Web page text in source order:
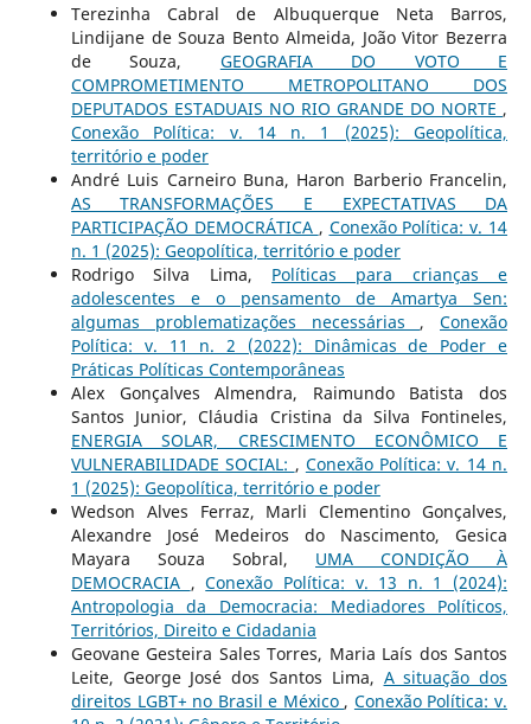
Terezinha Cabral de Albuquerque Neta Barros,
Lindijane de Souza Bento Almeida, João Vitor Bezerra
de Souza, GEOGRAFIA DO VOTO E
COMPROMETIMENTO METROPOLITANO DOS
DEPUTADOS ESTADUAIS NO RIO GRANDE DO NORTE ,
Conexão Política: v. 14 n. 1 (2025): Geopolítica,
território e poder
André Luis Carneiro Buna, Haron Barberio Francelin,
AS TRANSFORMAÇÕES E EXPECTATIVAS DA
PARTICIPAÇÃO DEMOCRÁTICA , Conexão Política: v. 14
n. 1 (2025): Geopolítica, território e poder
Rodrigo Silva Lima, Políticas para crianças e
adolescentes e o pensamento de Amartya Sen:
algumas problematizações necessárias ,Conexão
Política: v. 11 n. 2 (2022): Dinâmicas de Poder e
Práticas Políticas Contemporâneas
Alex Gonçalves Almendra, Raimundo Batista dos
Santos Junior, Cláudia Cristina da Silva Fontineles,
ENERGIA SOLAR, CRESCIMENTO ECONÔMICO E
VULNERABILIDADE SOCIAL: , Conexão Política: v. 14 n.
1 (2025): Geopolítica, território e poder
Wedson Alves Ferraz, Marli Clementino Gonçalves,
Alexandre José Medeiros do Nascimento, Gesica
Mayara Souza Sobral, UMA CONDIÇÃO À
DEMOCRACIA ,Conexão Política: v. 13 n. 1 (2024):
Antropologia da Democracia: Mediadores Políticos,
Territórios, Direito e Cidadania
Geovane Gesteira Sales Torres, Maria Laís dos Santos
Leite, George José dos Santos Lima, A situação dos
direitos LGBT+ no Brasil e México , Conexão Política: v.